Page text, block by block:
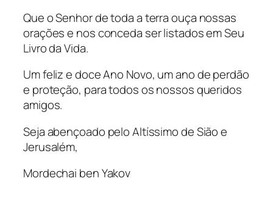
Que o Senhor de toda a terra ouça nossas
orações e nos conceda ser listados em Seu
Livro da Vida.
Um feliz e doce Ano Novo, um ano de perdão
e proteção, para todos os nossos queridos
amigos.
Seja abençoado pelo Altíssimo de Sião e
Jerusalém,
Mordechai ben Yakov